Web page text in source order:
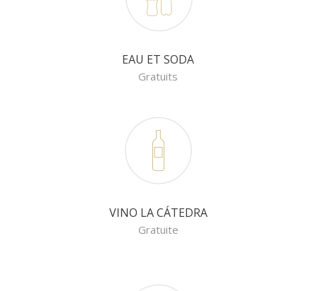
EAU ET SODA
Gratuits
VINO LA CÁTEDRA
Gratuite